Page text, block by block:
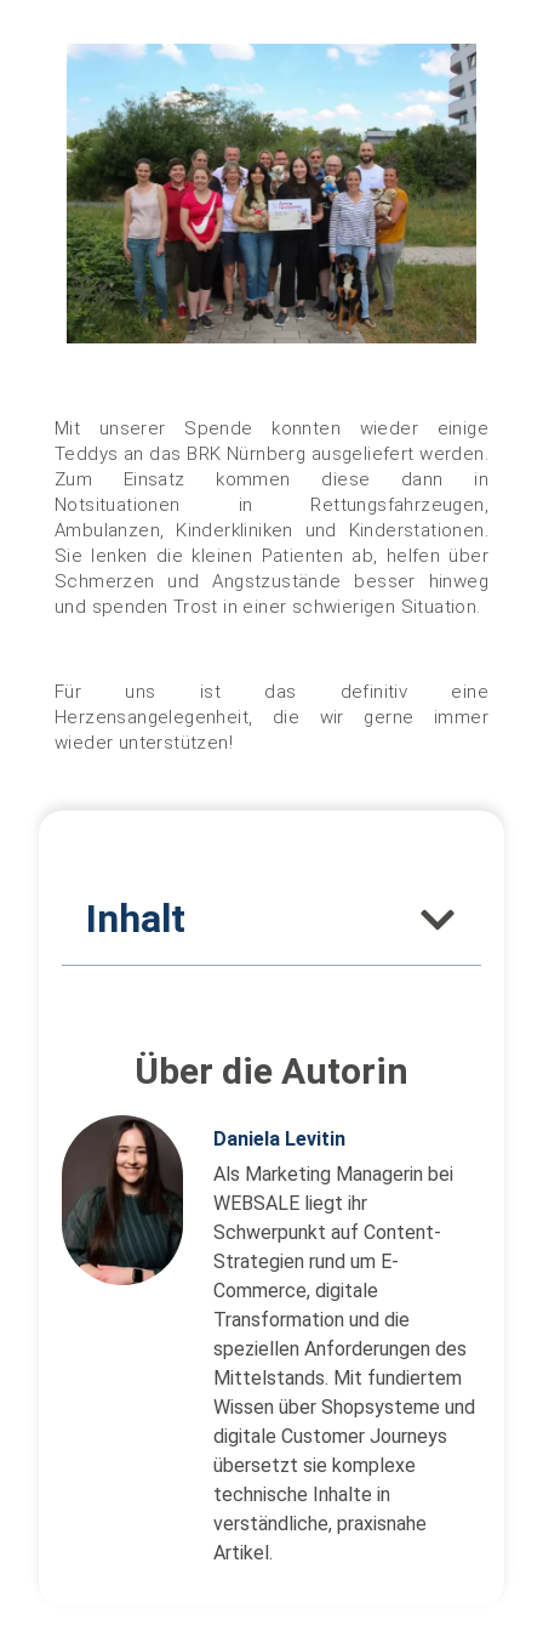
Mit unserer Spende konnten wieder einige
Teddys an das BRK Nürnberg ausgeliefert werden.
Zum Einsatz kommen diese dann in
Notsituationen in Rettungsfahrzeugen,
Ambulanzen, Kinderkliniken und Kinderstationen.
Sie lenken die kleinen Patienten ab, helfen über
Schmerzen und Angstzustände besser hinweg
und spenden Trost in einer schwierigen Situation.
Für uns ist das definitiv eine
Herzensangelegenheit, die wir gerne immer
wieder unterstützen!
Inhalt
Über die Autorin
Daniela Levitin
Als Marketing Managerin bei
WEBSALE liegt ihr
Schwerpunkt auf Content-
Strategien rund um E-
Commerce, digitale
Transformation und die
speziellen Anforderungen des
Mittelstands. Mit fundiertem
Wissen über Shopsysteme und
digitale Customer Journeys
übersetzt sie komplexe
technische Inhalte in
verständliche, praxisnahe
Artikel.